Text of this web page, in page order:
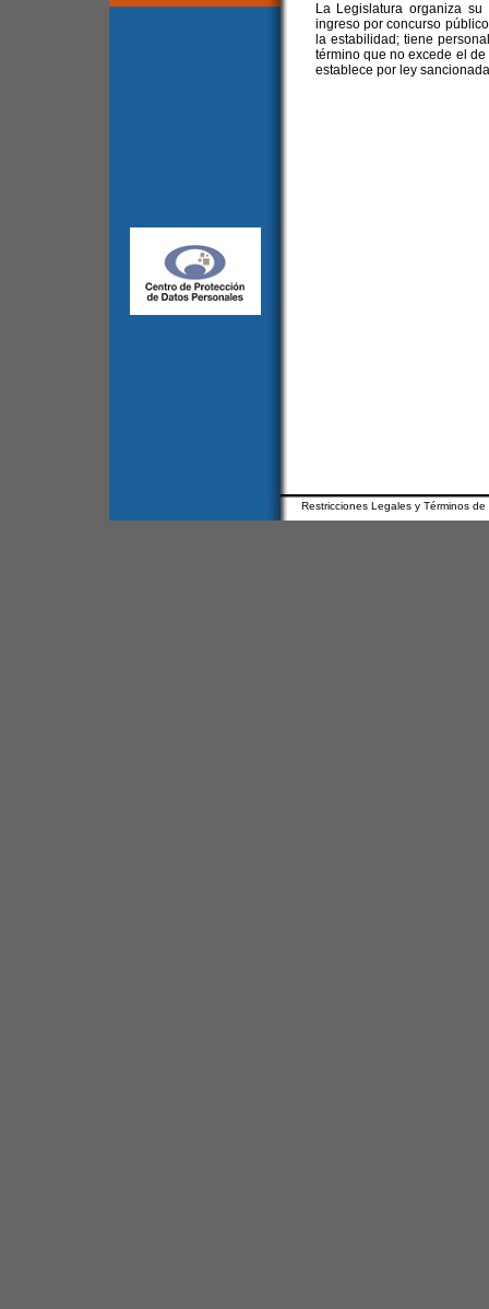
La Legislatura organiza
ingreso por concurso
la estabilidad; tiene
término que no excede el
establece por ley
Restricciones Legales y Términos de